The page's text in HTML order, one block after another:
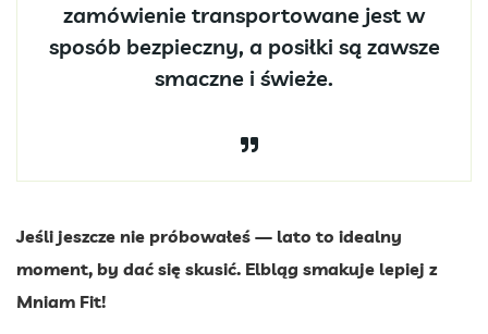
zamówienie transportowane jest w
sposób bezpieczny, a posiłki są zawsze
smaczne i świeże.
Jeśli jeszcze nie próbowałeś — lato to idealny
moment, by dać się skusić. Elbląg smakuje lepiej z
Mniam Fit!